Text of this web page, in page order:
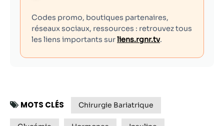
Codes promo, boutiques partenaires,
réseaux sociaux, ressources : retrouvez tous
les liens importants surliens.rgnr.tv.
MOTS CLÉS Chirurgie Bariatrique